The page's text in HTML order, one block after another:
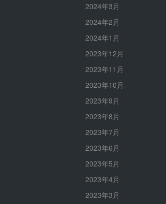
2024年3月
2024年2月
2024年1月
2023年12月
2023年11月
2023年10月
2023年9月
2023年8月
2023年7月
2023年6月
2023年5月
2023年4月
2023年3月